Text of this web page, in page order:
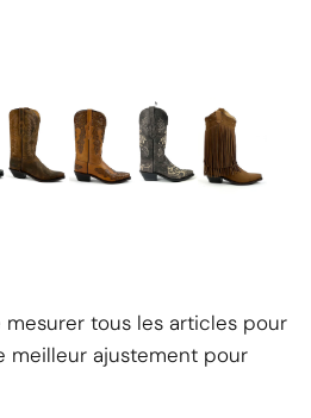
tous les articles pour
meilleur ajustement pour